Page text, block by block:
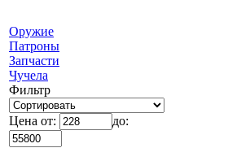
Оружие
Патроны
Запчасти
Чучела
Фильтр
Цена от: до: